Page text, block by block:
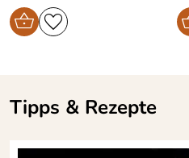
Tipps & Rezepte